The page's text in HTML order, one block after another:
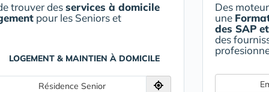
trouver desservices à domicile
pour les Seniors et
LOGEMENT & MAINTIEN À DOMICILE
Résidence Senior
Des
une
des SAP
des